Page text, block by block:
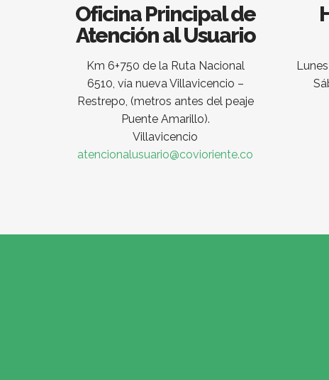
Oficina Principal de
Atención al Usuario
Km 6+750 de la Ruta Nacional
6510, vía nueva Villavicencio –
Restrepo, (metros antes del peaje
Puente Amarillo).
Villavicencio
atencionalusuario@covioriente.co